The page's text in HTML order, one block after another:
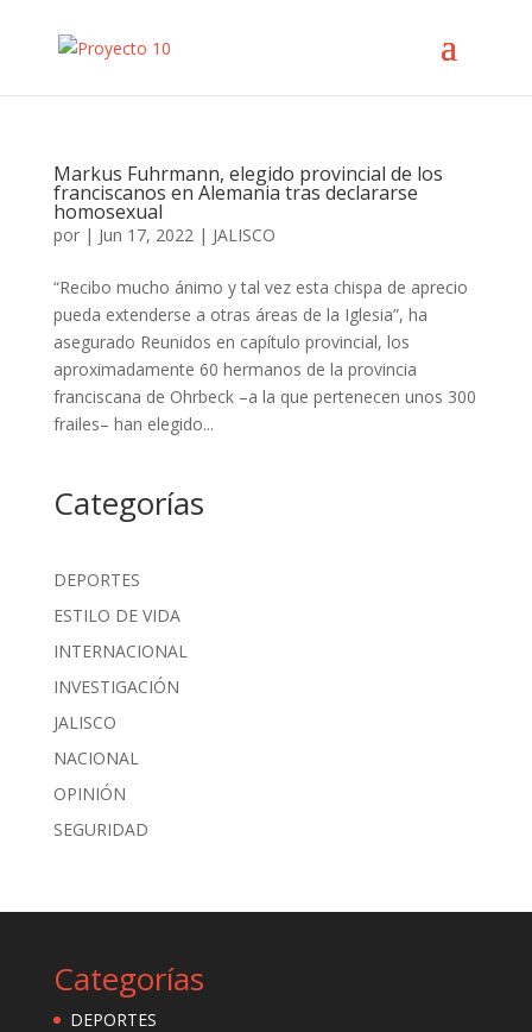
Markus Fuhrmann, elegido provincial de los
franciscanos en Alemania tras declararse
homosexual
por | Jun 17, 2022| JALISCO
“Recibo mucho ánimo y tal vez esta chispa de aprecio
pueda extenderse a otras áreas de la Iglesia”, ha
asegurado Reunidos en capítulo provincial, los
aproximadamente 60 hermanos de la provincia
franciscana de Ohrbeck –a la que pertenecen unos 300
frailes– han elegido...
Categorías
DEPORTES
ESTILO DE VIDA
INTERNACIONAL
INVESTIGACIÓN
JALISCO
NACIONAL
OPINIÓN
SEGURIDAD
Categorías
DEPORTES